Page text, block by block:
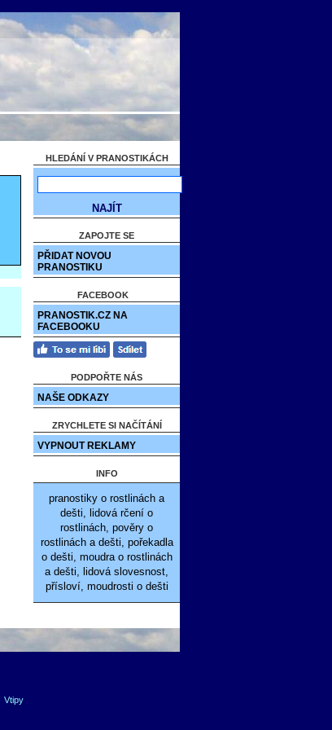
HLEDÁNÍ V PRANOSTIKÁCH
ZAPOJTE SE
PŘIDAT NOVOU
PRANOSTIKU
FACEBOOK
PRANOSTIK.CZ NA
FACEBOOKU
PODPOŘTE NÁS
NAŠE ODKAZY
ZRYCHLETE SI NAČÍTÁNÍ
VYPNOUT REKLAMY
INFO
pranostiky o rostlinách a
dešti, lidová rčení o
rostlinách, pověry o
rostlinách a dešti, pořekadla
o dešti, moudra o rostlinách
a dešti, lidová slovesnost,
přísloví, moudrosti o dešti
Vtipy